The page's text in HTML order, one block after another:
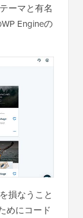
ーマと有名
Engineの
損なうこと
めにコード